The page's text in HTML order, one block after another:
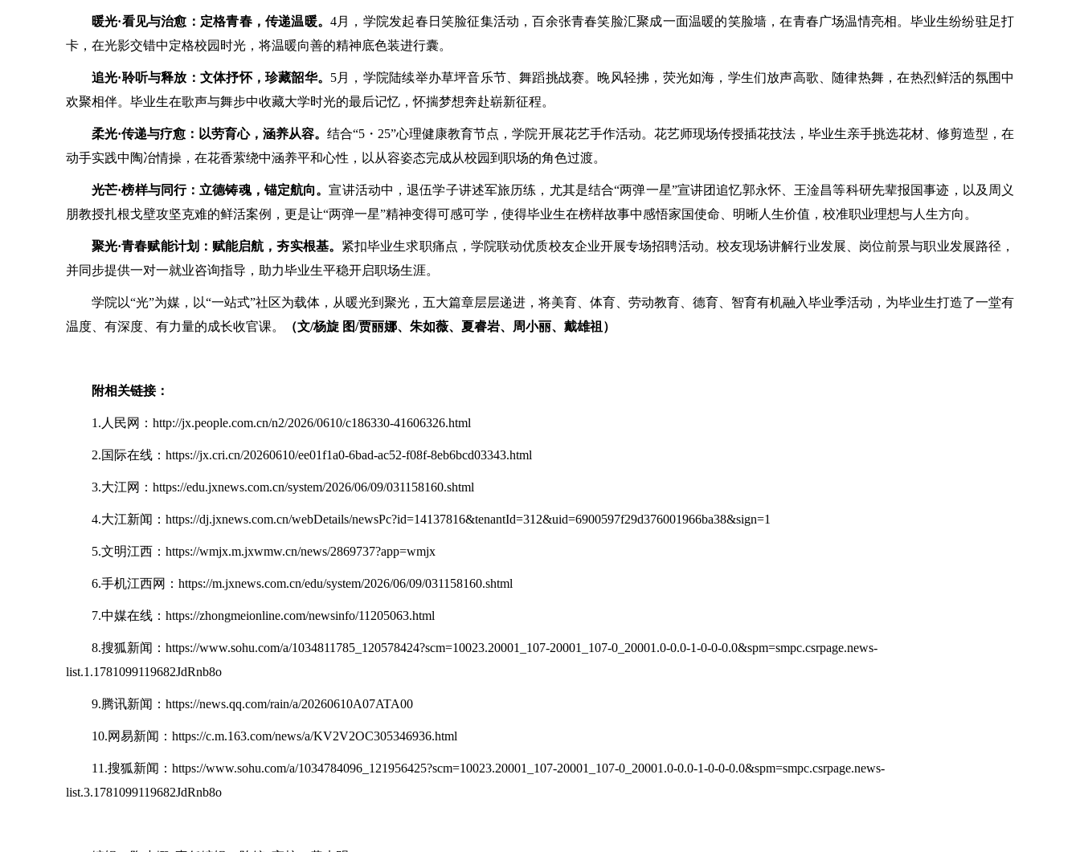
暖光·看见与治愈：定格青春，传递温暖。4月，学院发起春日笑脸征集活动，百余张青春笑脸汇聚成一面温暖的笑脸墙，在青春广场温情亮相。毕业生纷纷驻足打
卡，在光影交错中定格校园时光，将温暖向善的精神底色装进行囊。
追光·聆听与释放：文体抒怀，珍藏韶华。 5月，学院陆续举办草坪音乐节、舞蹈挑战赛。晚风轻拂，荧光如海，学生们放声高歌、随律热舞，在热烈鲜活的氛围中
欢聚相伴。毕业生在歌声与舞步中收藏大学时光的最后记忆，怀揣梦想奔赴崭新征程。
柔光·传递与疗愈：以劳育心，涵养从容。结合“5・25”心理健康教育节点，学院开展花艺手作活动。花艺师现场传授插花技法，毕业生亲手挑选花材、修剪造型，在
动手实践中陶冶情操，在花香萦绕中涵养平和心性，以从容姿态完成从校园到职场的角色过渡。
光芒·榜样与同行：立德铸魂，锚定航向。宣讲活动中，退伍学子讲述军旅历练，尤其是结合“两弹一星”宣讲团追忆郭永怀、王淦昌等科研先辈报国事迹，以及周义
朋教授扎根戈壁攻坚克难的鲜活案例，更是让“两弹一星”精神变得可感可学，使得毕业生在榜样故事中感悟家国使命、明晰人生价值，校准职业理想与人生方向。
聚光·青春赋能计划：赋能启航，夯实根基。 紧扣毕业生求职痛点，学院联动优质校友企业开展专场招聘活动。校友现场讲解行业发展、岗位前景与职业发展路径，
并同步提供一对一就业咨询指导，助力毕业生平稳开启职场生涯。
学院以“光”为媒，以“一站式”社区为载体，从暖光到聚光，五大篇章层层递进，将美育、体育、劳动教育、德育、智育有机融入毕业季活动，为毕业生打造了一堂有
温度、有深度、有力量的成长收官课。
（文/杨旋 图/贾丽娜、朱如薇、夏睿岩、周小丽、戴雄祖）
附相关链接：
1.人民网：http://jx.people.com.cn/n2/2026/0610/c186330-41606326.html
2.国际在线：https://jx.cri.cn/20260610/ee01f1a0-6bad-ac52-f08f-8eb6bcd03343.html
3.大江网：https://edu.jxnews.com.cn/system/2026/06/09/031158160.shtml
4.大江新闻：https://dj.jxnews.com.cn/webDetails/newsPc?id=14137816&tenantId=312&uid=6900597f29d376001966ba38&sign=1
5.文明江西：https://wmjx.m.jxwmw.cn/news/2869737?app=wmjx
6.手机江西网：https://m.jxnews.com.cn/edu/system/2026/06/09/031158160.shtml
7.中媒在线：https://zhongmeionline.com/newsinfo/11205063.html
8.搜狐新闻：https://www.sohu.com/a/1034811785_120578424?scm=10023.20001_107-20001_107-0_20001.0-0.0-1-0-0-0.0&spm=smpc.csrpage.news-
list.1.1781099119682JdRnb8o
9.腾讯新闻：https://news.qq.com/rain/a/20260610A07ATA00
10.网易新闻：https://c.m.163.com/news/a/KV2V2OC305346936.html
11.搜狐新闻：https://www.sohu.com/a/1034784096_121956425?scm=10023.20001_107-20001_107-0_20001.0-0.0-1-0-0-0.0&spm=smpc.csrpage.news-
list.3.1781099119682JdRnb8o